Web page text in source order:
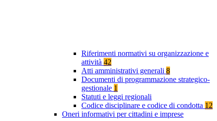
Riferimenti normativi su organizzazione e
attività 42
Atti amministrativi generali 8
Documenti di programmazione strategico-
gestionale 1
Statuti e leggi regionali
Codice disciplinare e codice di condotta 12
Oneri informativi per cittadini e imprese